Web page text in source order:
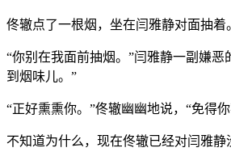
佟辙点了一根烟，坐在闫雅静对面抽着
“你别在我面前抽烟。”闫雅静一副嫌恶
到烟味儿。”
“正好熏熏你。”佟辙幽幽地说，“免得
不知道为什么，现在佟辙已经对闫雅